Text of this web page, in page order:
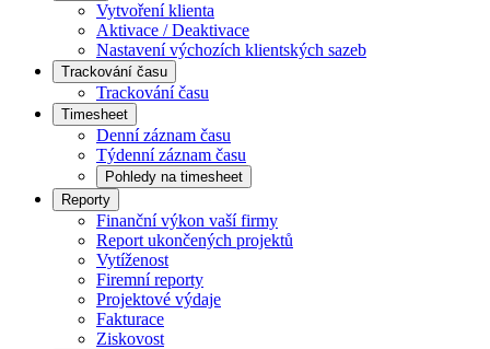
Vytvoření klienta
Aktivace / Deaktivace
Nastavení výchozích klientských sazeb
Trackování času
Trackování času
Timesheet
Denní záznam času
Týdenní záznam času
Pohledy na timesheet
Reporty
Finanční výkon vaší firmy
Report ukončených projektů
Vytíženost
Firemní reporty
Projektové výdaje
Fakturace
Ziskovost